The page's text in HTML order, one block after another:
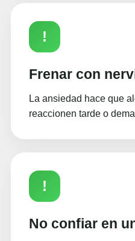
!
Frenar con
La ansiedad hace que
reaccionen tarde o
!
No confiar en